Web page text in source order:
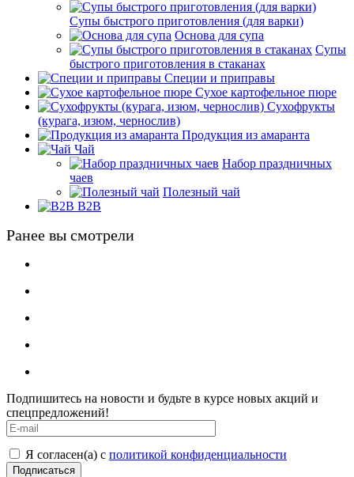
Супы быстрого приготовления (для варки)
Основа для супа
Супы
быстрого приготовления в стаканах
Специи и приправы
Сухое картофельное пюре
Сухофрукты
(курага, изюм, чернослив)
Продукция из амаранта
Чай
Набор праздничных
чаев
Полезный чай
B2B
Ранее вы смотрели
Подпишитесь на новости и будьте в курсе новых акций и
спецпредложений!
Я согласен(а) с политикой конфиденциальности